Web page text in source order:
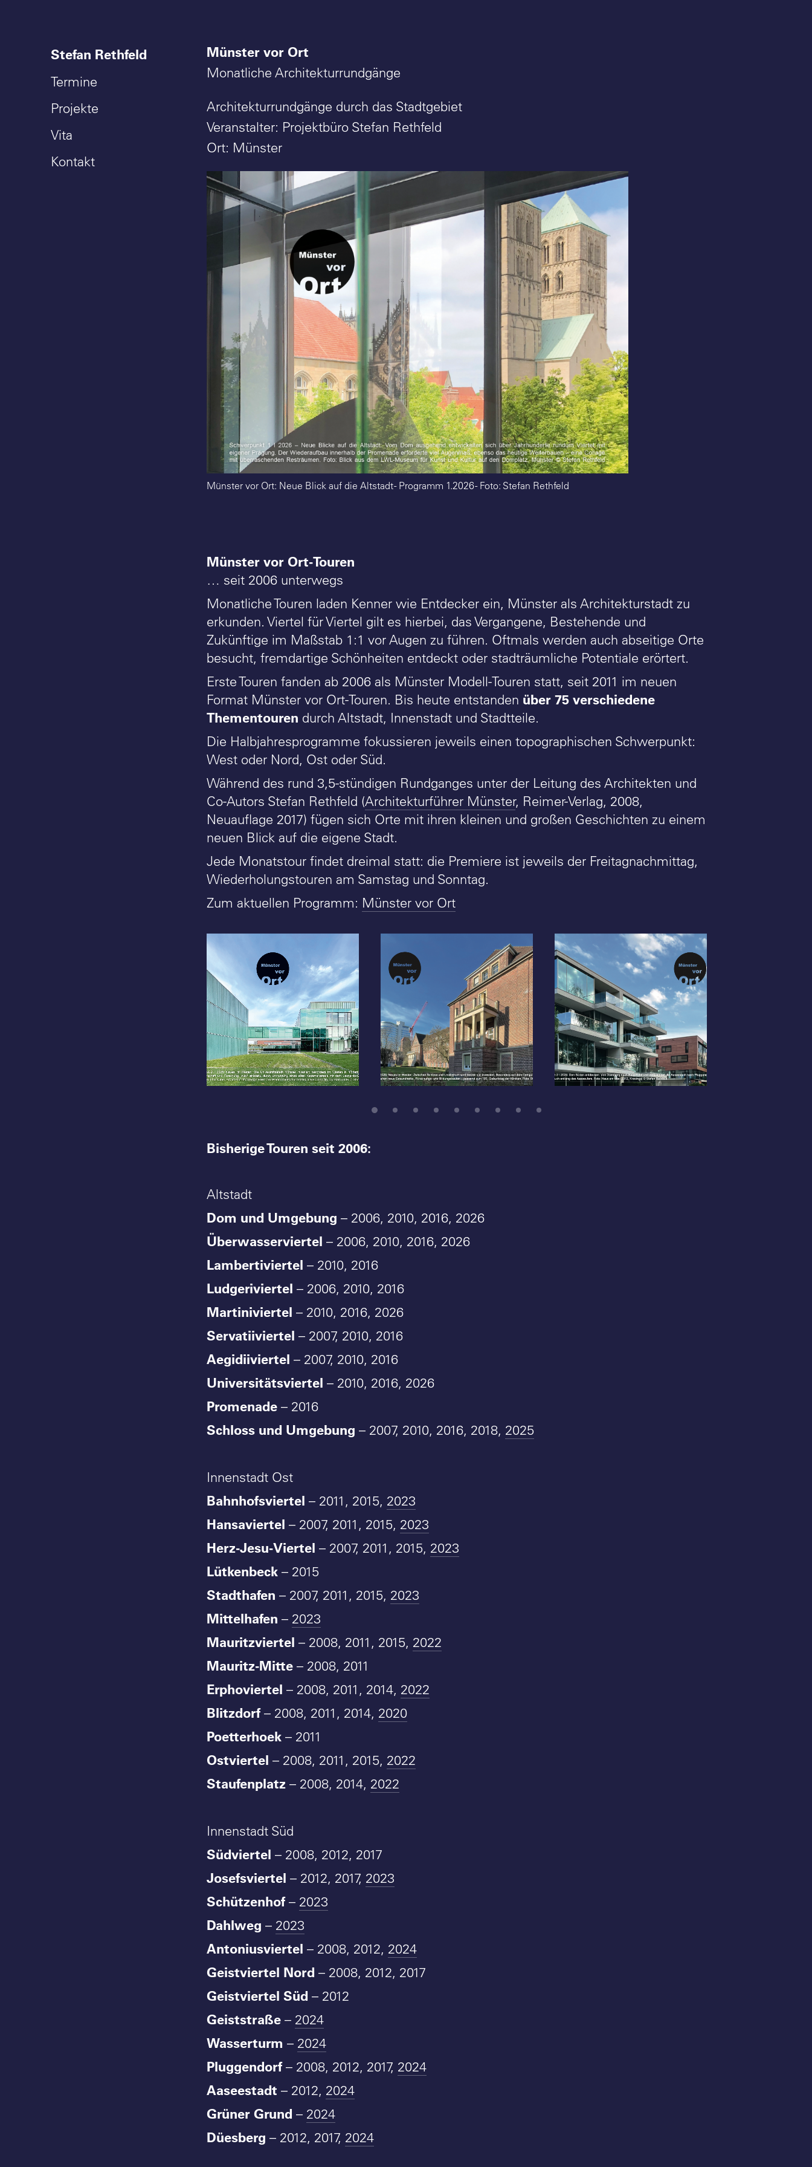
Stefan Rethfeld
Termine
Projekte
Vita
Kontakt
Münster vor Ort
Monatliche Architekturrundgänge
Architekturrundgänge durch das Stadtgebiet
Veranstalter: Projektbüro Stefan Rethfeld
Ort: Münster
Münster vor Ort: Neue Blick auf die Altstadt - Programm 1.2026 - Foto: Stefan Rethfeld
Münster vor Ort-Touren
… seit 2006 unterwegs
Monatliche Touren laden Kenner wie Entdecker ein, Münster als Architekturstadt zu
erkunden. Viertel für Viertel gilt es hierbei, das Vergangene, Bestehende und
Zukünftige im Maßstab 1:1 vor Augen zu führen. Oftmals werden auch abseitige Orte
besucht, fremdartige Schönheiten entdeckt oder stadträumliche Potentiale erörtert.
Erste Touren fanden ab 2006 als Münster Modell-Touren statt, seit 2011 im neuen
Format Münster vor Ort-Touren. Bis heute entstanden über 75 verschiedene
Thementouren durch Altstadt, Innenstadt und Stadtteile.
Die Halbjahresprogramme fokussieren jeweils einen topographischen Schwerpunkt:
West oder Nord, Ost oder Süd.
Während des rund 3,5-stündigen Rundganges unter der Leitung des Architekten und
Co-Autors Stefan Rethfeld (Architekturführer Münster, Reimer-Verlag, 2008,
Neuauflage 2017) fügen sich Orte mit ihren kleinen und großen Geschichten zu einem
neuen Blick auf die eigene Stadt.
Jede Monatstour findet dreimal statt: die Premiere ist jeweils der Freitagnachmittag,
Wiederholungstouren am Samstag und Sonntag.
Zum aktuellen Programm: Münster vor Ort
Münster vor Ort:
Programm 2_2025 - Foto:
Stefan Rethfeld
Münster vor Ort:
Programm 1_2025 - Foto:
Stefan Rethfeld
Münster vor Ort:
Programm 2_2024 - Foto:
Stefan Rethfeld
Bisherige Touren seit 2006:
Altstadt
Dom und Umgebung – 2006, 2010, 2016, 2026
Überwasserviertel – 2006, 2010, 2016, 2026
Lambertiviertel – 2010, 2016
Ludgeriviertel – 2006, 2010, 2016
Martiniviertel – 2010, 2016, 2026
Servatiiviertel – 2007, 2010, 2016
Aegidiiviertel – 2007, 2010, 2016
Universitätsviertel – 2010, 2016, 2026
Promenade – 2016
Schloss und Umgebung – 2007, 2010, 2016, 2018, 2025
Innenstadt Ost
Bahnhofsviertel – 2011, 2015, 2023
Hansaviertel – 2007, 2011, 2015, 2023
Herz-Jesu-Viertel – 2007, 2011, 2015, 2023
Lütkenbeck – 2015
Stadthafen – 2007, 2011, 2015, 2023
Mittelhafen – 2023
Mauritzviertel – 2008, 2011, 2015, 2022
Mauritz-Mitte – 2008, 2011
Erphoviertel – 2008, 2011, 2014, 2022
Blitzdorf– 2008, 2011, 2014, 2020
Poetterhoek – 2011
Ostviertel – 2008, 2011, 2015, 2022
Staufenplatz – 2008, 2014, 2022
Innenstadt Süd
Südviertel – 2008, 2012, 2017
Josefsviertel – 2012, 2017, 2023
Schützenhof– 2023
Dahlweg – 2023
Antoniusviertel – 2008, 2012, 2024
Geistviertel Nord – 2008, 2012, 2017
Geistviertel Süd – 2012
Geiststraße – 2024
Wasserturm – 2024
Pluggendorf– 2008, 2012, 2017, 2024
Aaseestadt – 2012, 2024
Grüner Grund – 2024
Düesberg – 2012, 2017, 2024